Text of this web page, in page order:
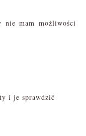
nie mam możliwości
i je sprawdzić